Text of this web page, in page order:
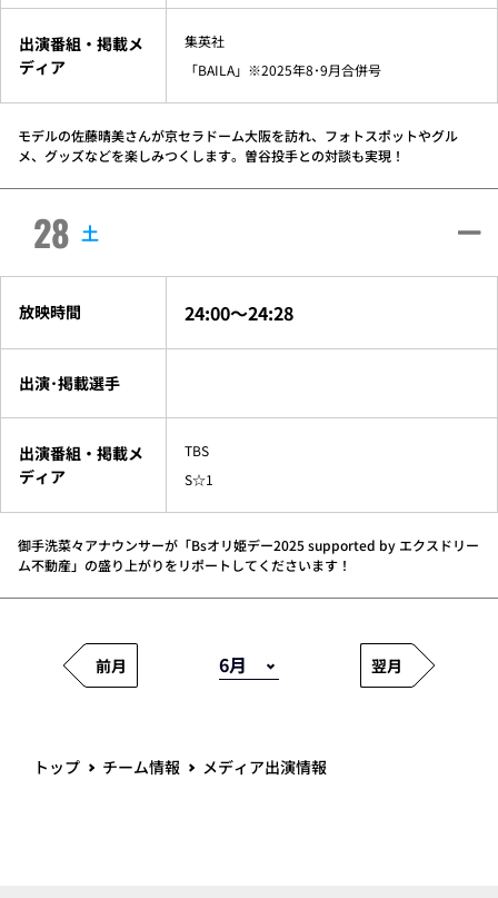
出演番組・掲載メ
ディア
集英社
「BAILA」※2025年8･9月合併号
モデルの佐藤晴美さんが京セラドーム大阪を訪れ、フォトスポットやグル
メ、グッズなどを楽しみつくします。曽谷投手との対談も実現！
28 土
放映時間 24:00～24:28
出演･掲載選手
出演番組・掲載メ
ディア
TBS
S☆1
御手洗菜々アナウンサーが「Bsオリ姫デー2025 supported by エクスドリー
ム不動産」の盛り上がりをリポートしてくださいます！
前月 翌月
トップ チーム情報 メディア出演情報